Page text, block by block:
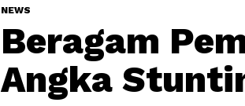
NEWS
Beragam
Angka